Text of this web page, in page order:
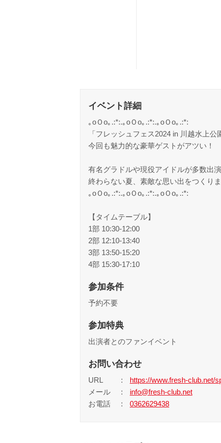
イベント詳細
｡oＯo｡.:*:.｡oＯo｡.:*:.｡oＯo｡.:*:
「フレッシュフェス2024 in 川越水上公
今回も魅力的な豪華ゲストがアツい！
有名グラドルや現役アイドルが多数出演
終わらない夏、素敵な思い出をつくり
｡oＯo｡.:*:.｡oＯo｡.:*:.｡oＯo｡.:*:
【タイムテーブル】
1部 10:30-12:00
2部 12:10-13:40
3部 13:50-15:20
4部 15:30-17:10
参加条件
予約不要
参加特典
出演者とのファンイベント
お問い合わせ
URL
https://www.fresh-club.net/
メール
info@fresh-club.net
お電話
0362629438